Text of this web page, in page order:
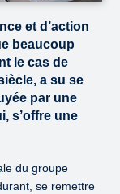
et d’action
beaucoup
le cas de
a su se
par une
s’offre une
du groupe
se remettre